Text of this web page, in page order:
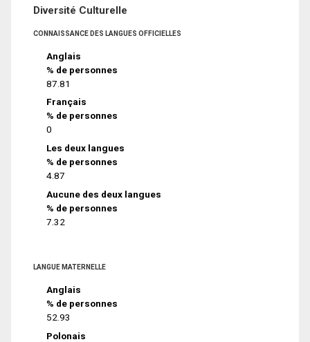
Diversité Culturelle
CONNAISSANCE DES LANGUES OFFICIELLES
Anglais
% de personnes
87.81
Français
% de personnes
0
Les deux langues
% de personnes
4.87
Aucune des deux langues
% de personnes
7.32
LANGUE MATERNELLE
Anglais
% de personnes
52.93
Polonais